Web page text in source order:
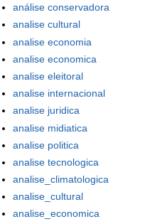
análise conservadora
analise cultural
analise economia
analise economica
analise eleitoral
analise internacional
analise juridica
analise midiatica
analise politica
analise tecnologica
analise_climatologica
analise_cultural
analise_economica